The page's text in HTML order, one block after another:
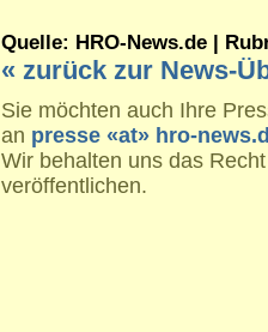
Quelle: HRO-News.de |
« zurück zur News-
Sie möchten auch Ihre
an presse «at» hro-
Wir behalten uns das
veröffentlichen.